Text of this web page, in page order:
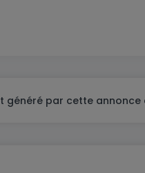
généré par cette